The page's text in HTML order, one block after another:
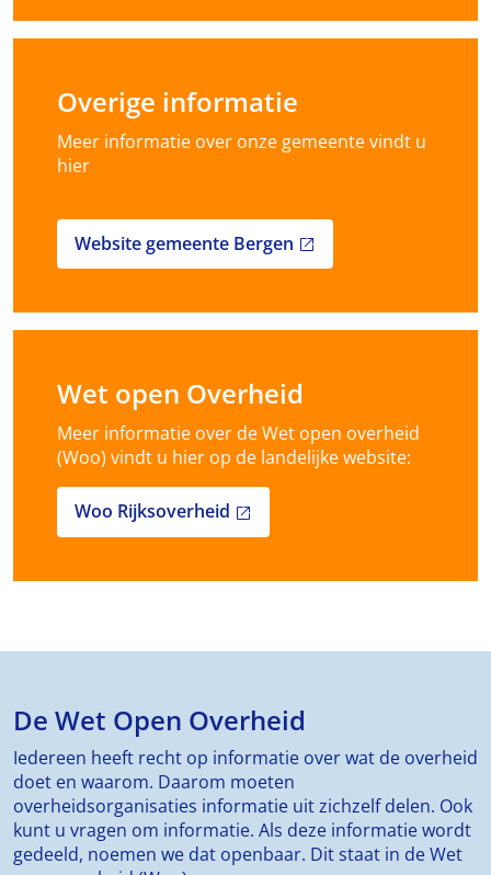
Overige informatie
Meer informatie over onze gemeente vindt u
hier
Website gemeente Bergen open_in_new
Wet open Overheid
Meer informatie over de Wet open overheid
(Woo) vindt u hier op de landelijke website:
Woo Rijksoverheid open_in_new
De Wet Open Overheid
Iedereen heeft recht op informatie over wat de overheid
doet en waarom. Daarom moeten
overheidsorganisaties informatie uit zichzelf delen. Ook
kunt u vragen om informatie. Als deze informatie wordt
gedeeld, noemen we dat openbaar. Dit staat in de Wet